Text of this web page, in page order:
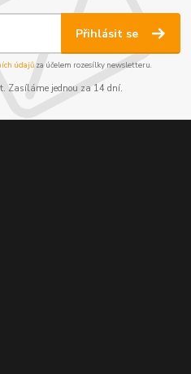
Přihlásit se
údajůza účelem rozesílky newsletteru.
Zasíláme jednou za 14 dní.